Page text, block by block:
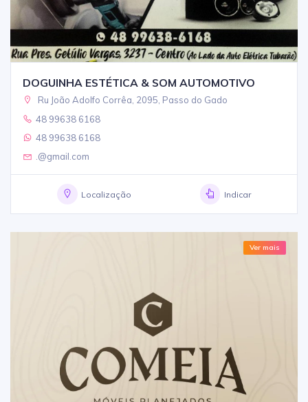
DOGUINHA ESTÉTICA & SOM AUTOMOTIVO
Ru João Adolfo Corrêa, 2095, Passo do Gado
48 99638 6168
48 99638 6168
.@gmail.com
Localização Indicar
Ver mais